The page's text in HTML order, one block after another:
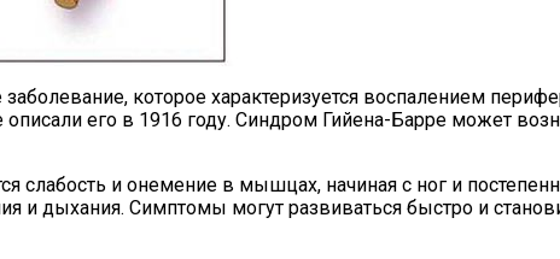
которое характеризуется воспалением
его в 1916 году. Синдром Гийена-Барре может
слабость и онемение в мышцах, начиная с ног и
и дыхания. Симптомы могут развиваться быстро и